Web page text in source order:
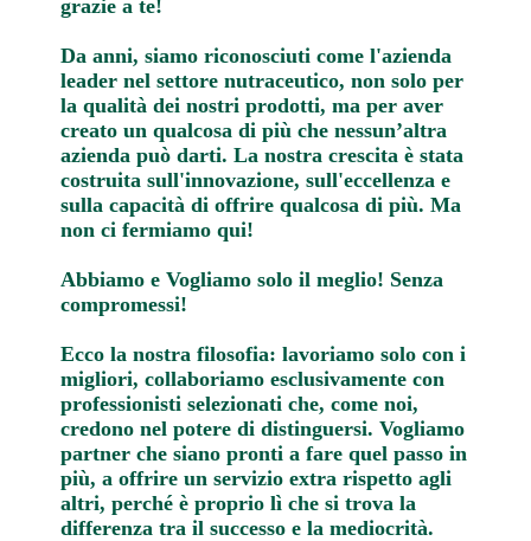
grazie a te!
Da anni, siamo riconosciuti come l'azienda
leader nel settore nutraceutico, non solo per
la qualità dei nostri prodotti, ma per aver
creato un qualcosa di più che nessun’altra
azienda può darti. La nostra crescita è stata
costruita sull'innovazione, sull'eccellenza e
sulla capacità di offrire qualcosa di più. Ma
non ci fermiamo qui!
Abbiamo e Vogliamo solo il meglio! Senza
compromessi!
Ecco la nostra filosofia: lavoriamo solo con i
migliori, collaboriamo esclusivamente con
professionisti selezionati che, come noi,
credono nel potere di distinguersi. Vogliamo
partner che siano pronti a fare quel passo in
più, a offrire un servizio extra rispetto agli
altri, perché è proprio lì che si trova la
differenza tra il successo e la mediocrità.